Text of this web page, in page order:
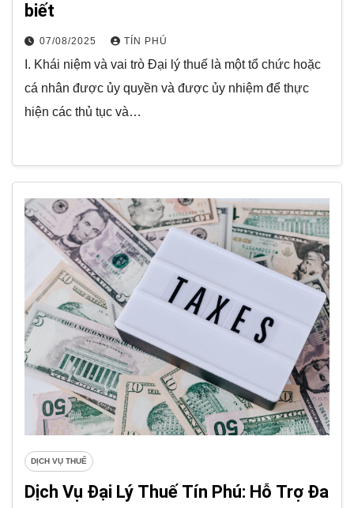
biết
07/08/2025 TÍN PHÚ
I. Khái niệm và vai trò Đại lý thuế là một tổ chức hoặc
cá nhân được ủy quyền và được ủy nhiệm để thực
hiện các thủ tục và…
DỊCH VỤ THUẾ
Dịch Vụ Đại Lý Thuế Tín Phú: Hỗ Trợ Đa